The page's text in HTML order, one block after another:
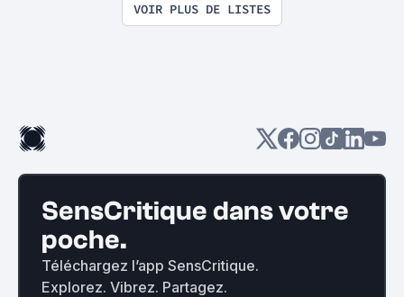
VOIR PLUS DE LISTES
SensCritique dans votre
poche.
Téléchargez l’app SensCritique.
Explorez. Vibrez. Partagez.